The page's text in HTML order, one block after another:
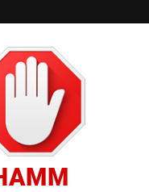
/ EMPREGOS
EM AÇÃO EDUCATIVA